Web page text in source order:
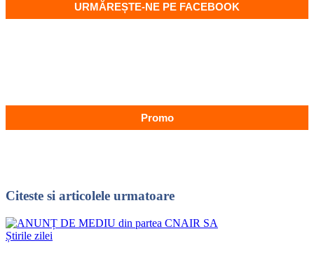
URMĂREȘTE-NE PE FACEBOOK
Promo
Citeste si articolele urmatoare
Știrile zilei